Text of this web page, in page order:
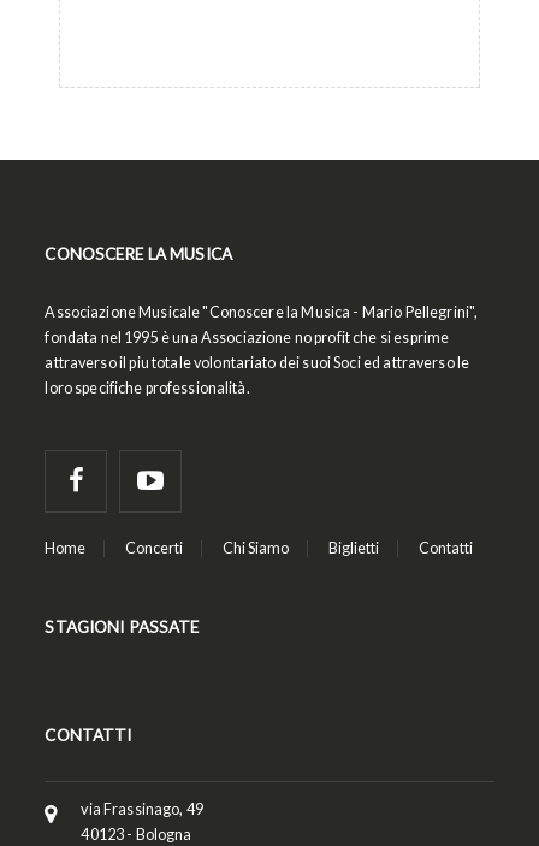
CONOSCERE LA MUSICA
Associazione Musicale "Conoscere la Musica - Mario Pellegrini",
fondata nel 1995 è una Associazione no profit che si esprime
attraverso il piu totale volontariato dei suoi Soci ed attraverso le
loro specifiche professionalità.
Home Concerti Chi Siamo Biglietti Contatti
STAGIONI PASSATE
CONTATTI
via Frassinago, 49
40123 - Bologna